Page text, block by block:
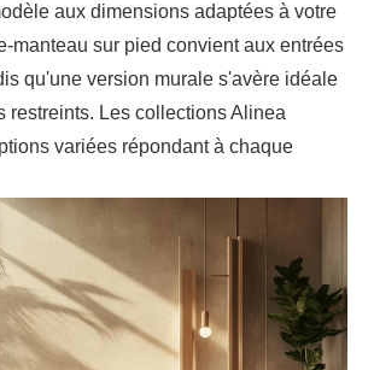
aux dimensions adaptées à votre
manteau sur pied convient aux entrées
qu'une version murale s'avère idéale
restreints. Les collections Alinea
variées répondant à chaque